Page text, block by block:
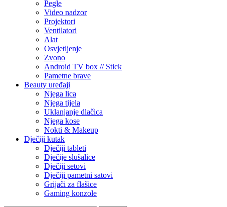
Pegle
Video nadzor
Projektori
Ventilatori
Alat
Osvjetljenje
Zvono
Android TV box // Stick
Pametne brave
Beauty uređaji
Njega lica
Njega tijela
Uklanjanje dlačica
Njega kose
Nokti & Makeup
Dječiji kutak
Dječiji tableti
Dječije slušalice
Dječiji setovi
Dječiji pametni satovi
Grijači za flašice
Gaming konzole